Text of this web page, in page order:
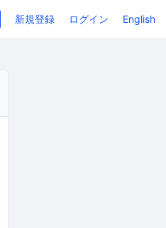
新規登録 ログイン English